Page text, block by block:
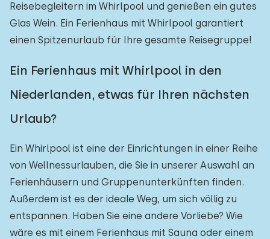
Reisebegleitern im Whirlpool und genießen ein gutes
Glas Wein. Ein Ferienhaus mit Whirlpool garantiert
einen Spitzenurlaub für Ihre gesamte Reisegruppe!
Ein Ferienhaus mit Whirlpool in den
Niederlanden, etwas für Ihren nächsten
Urlaub?
Ein Whirlpool ist eine der Einrichtungen in einer Reihe
von Wellnessurlauben, die Sie in unserer Auswahl an
Ferienhäusern und Gruppenunterkünften finden.
Außerdem ist es der ideale Weg, um sich völlig zu
entspannen. Haben Sie eine andere Vorliebe? Wie
wäre es mit einem Ferienhaus mit Sauna oder einem